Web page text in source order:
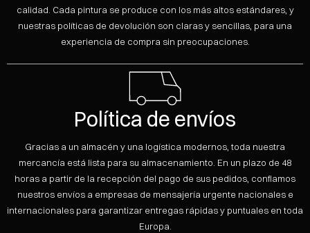
La serie Aluminium™ es una gama de acabados
estudiados y forjados para cada necesidad, apta tanto
para las pequeñas como para las grandes empresas,
estrictas normas internacionales del sector; productos
originales e innovadores que no pueden defraudar las
-MDF con imprimación específica de F2000
-HDF con imprimación específica F2000
-LAMINADO DE COMPUESTO con un imprimador específico
-MELAMINICNOBILITADO con una imprimación específica
-Lista con la imprimación específica
-MULTISTRADA con una imprimación específica
-MASAJE con imprimación específica
calidad. Cada pintura se produce con los más altos estándares, y
nuestras políticas de devolución son claras y sencillas, para una
experiencia de compra sin preocupaciones.
Política de envíos
Gracias a un almacén y una logística modernos, toda nuestra
mercancía está lista para su almacenamiento. En un plazo de 48
horas a partir de la recepción del pago de sus pedidos, confiamos
nuestros envíos a empresas de mensajería urgente nacionales e
internacionales para garantizar entregas rápidas y puntuales en toda
Europa.